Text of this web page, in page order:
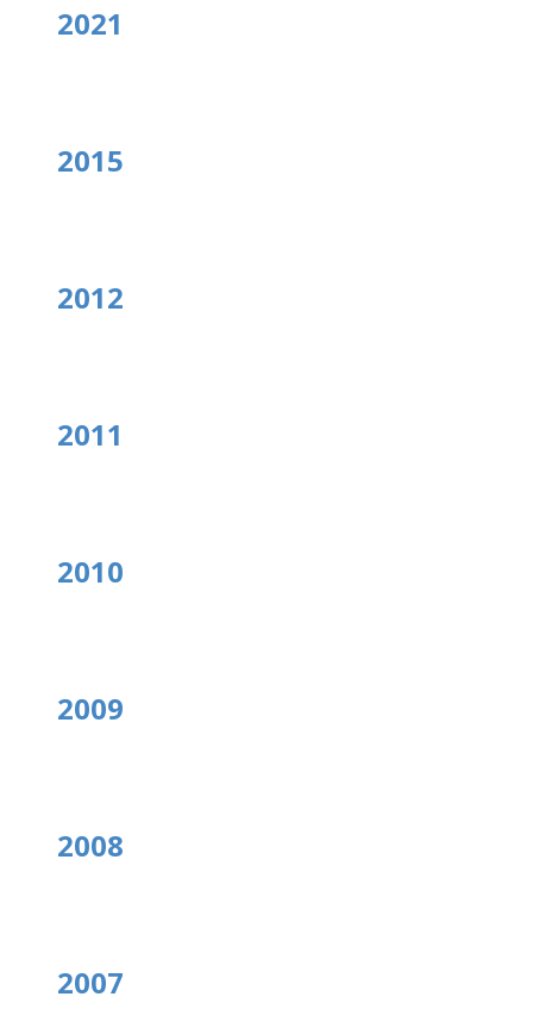
2021
2015
2012
2011
2010
2009
2008
2007